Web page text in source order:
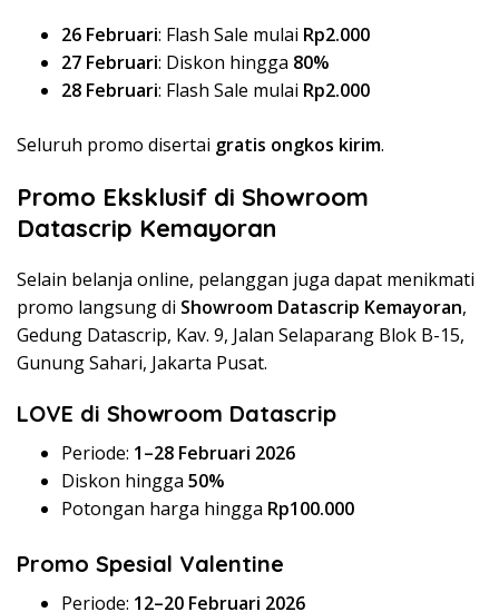
26 Februari: Flash Sale mulai Rp2.000
27 Februari: Diskon hingga 80%
28 Februari: Flash Sale mulai Rp2.000
Seluruh promo disertai gratis ongkos kirim.
Promo Eksklusif di Showroom
Datascrip Kemayoran
Selain belanja online, pelanggan juga dapat menikmati
promo langsung di Showroom Datascrip Kemayoran,
Gedung Datascrip, Kav. 9, Jalan Selaparang Blok B-15,
Gunung Sahari, Jakarta Pusat.
LOVE di Showroom Datascrip
Periode: 1–28 Februari 2026
Diskon hingga 50%
Potongan harga hingga Rp100.000
Promo Spesial Valentine
Periode: 12–20 Februari 2026